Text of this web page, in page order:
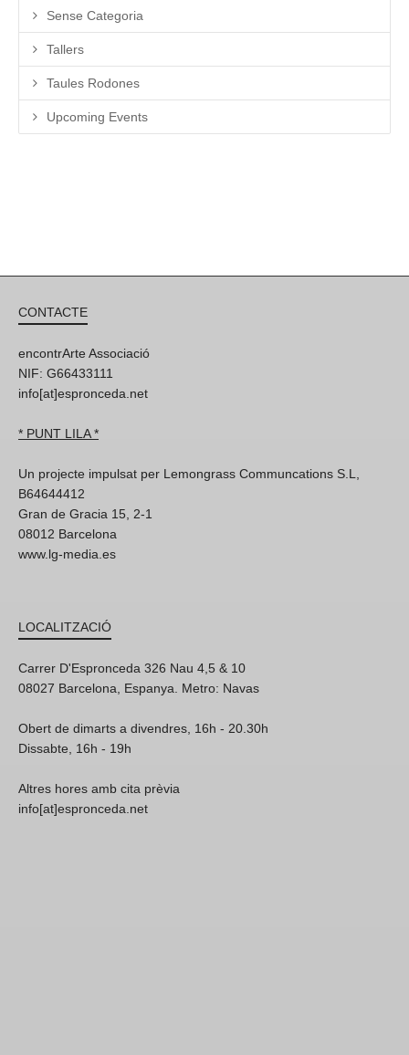
Sense Categoria
Tallers
Taules Rodones
Upcoming Events
CONTACTE
encontrArte Associació
NIF: G66433111
info[at]espronceda.net
* PUNT LILA *
Un projecte impulsat per Lemongrass Communcations S.L,
B64644412
Gran de Gracia 15, 2-1
08012 Barcelona
www.lg-media.es
LOCALITZACIÓ
Carrer D'Espronceda 326 Nau 4,5 & 10
08027 Barcelona, Espanya. Metro: Navas
Obert de dimarts a divendres, 16h - 20.30h
Dissabte, 16h - 19h
Altres hores amb cita prèvia
info[at]espronceda.net